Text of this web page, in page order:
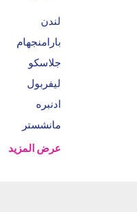
لندن
بارامنجهام
جلاسكو
ليفربول
ادنبره
مانشستر
عرض المزيد